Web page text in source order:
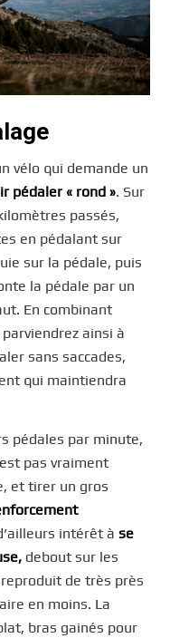
vélo qui demande un
pédaler « rond ». Sur
passés,
en pédalant sur
sur la pédale, puis
la pédale par un
En combinant
ainsi à
sans saccades,
qui maintiendra
pédales par minute,
pas vraiment
et tirer un gros
intérêt àse
debout sur les
de très près
en moins. La
bras gainés pour